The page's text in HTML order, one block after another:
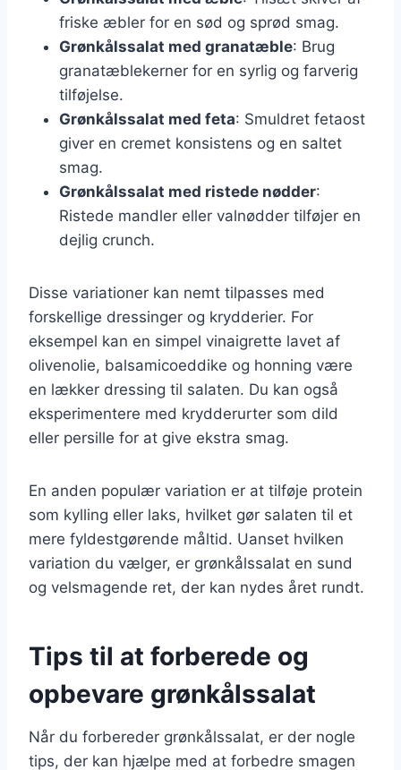
friske æbler for en sød og sprød smag.
Grønkålssalat med granatæble: Brug
granatæblekerner for en syrlig og farverig
tilføjelse.
Grønkålssalat med feta: Smuldret fetaost
giver en cremet konsistens og en saltet
smag.
Grønkålssalat med ristede nødder:
Ristede mandler eller valnødder tilføjer en
dejlig crunch.
Disse variationer kan nemt tilpasses med
forskellige dressinger og krydderier. For
eksempel kan en simpel vinaigrette lavet af
olivenolie, balsamicoeddike og honning være
en lækker dressing til salaten. Du kan også
eksperimentere med krydderurter som dild
eller persille for at give ekstra smag.
En anden populær variation er at tilføje protein
som kylling eller laks, hvilket gør salaten til et
mere fyldestgørende måltid. Uanset hvilken
variation du vælger, er grønkålssalat en sund
og velsmagende ret, der kan nydes året rundt.
Tips til at forberede og
opbevare grønkålssalat
Når du forbereder grønkålssalat, er der nogle
tips, der kan hjælpe med at forbedre smagen